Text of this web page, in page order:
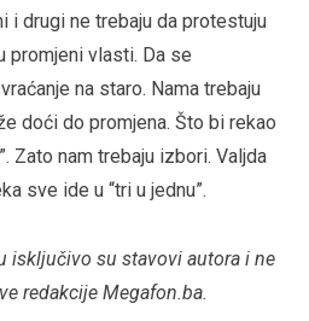
i drugi ne trebaju da protestuju
promjeni vlasti. Da se
na staro. Nama trebaju
doći do promjena. Što bi rekao
Zato nam trebaju izbori. Valjda
sve ide u “tri u jednu”.
isključivo su stavovi autora i ne
redakcije Megafon.ba.